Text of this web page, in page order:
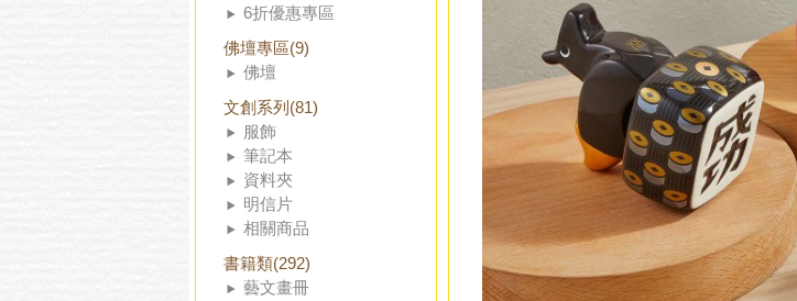
6折優惠專區
佛壇專區(9)
佛壇
文創系列(81)
服飾
筆記本
資料夾
明信片
相關商品
書籍類(292)
藝文畫冊